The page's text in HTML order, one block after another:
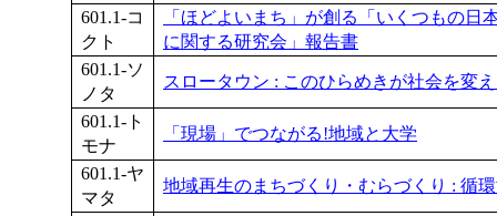
601.1-コ
クト
「ほどよいまち」が創る「いくつもの日
に関する研究会」報告書
601.1-ソ
ノタ
スロータウン : このひらめきが社会を変
601.1-ト
モナ
「現場」でつながる!地域と大学
601.1-ヤ
マタ
地域再生のまちづくり・むらづくり : 循